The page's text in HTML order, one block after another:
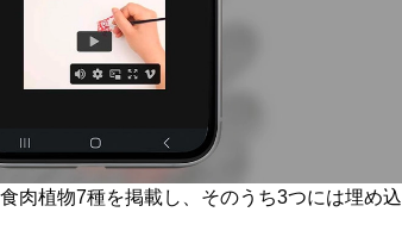
肉植物7種を掲載し、そのうち3つには埋め込